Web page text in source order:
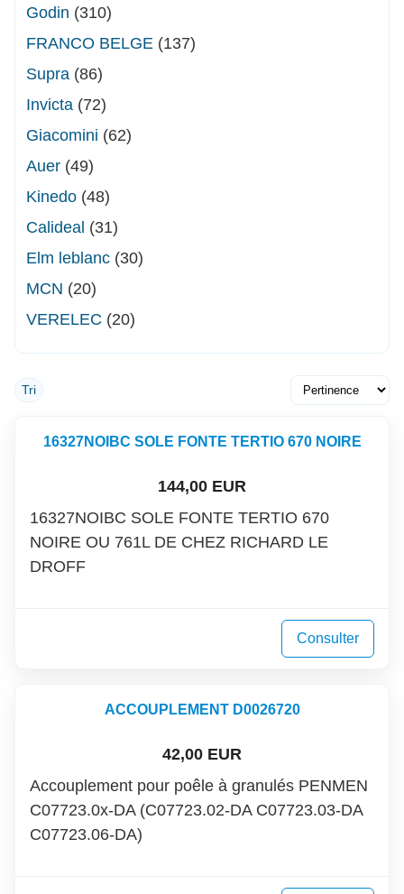
Godin (310)
FRANCO BELGE (137)
Supra (86)
Invicta (72)
Giacomini (62)
Auer (49)
Kinedo (48)
Calideal (31)
Elm leblanc (30)
MCN (20)
VERELEC (20)
Tri
16327NOIBC SOLE FONTE TERTIO 670 NOIRE
144,00 EUR
16327NOIBC SOLE FONTE TERTIO 670
NOIRE OU 761L DE CHEZ RICHARD LE
DROFF
Consulter
ACCOUPLEMENT D0026720
42,00 EUR
Accouplement pour poêle à granulés PENMEN
C07723.0x-DA (C07723.02-DA C07723.03-DA
C07723.06-DA)